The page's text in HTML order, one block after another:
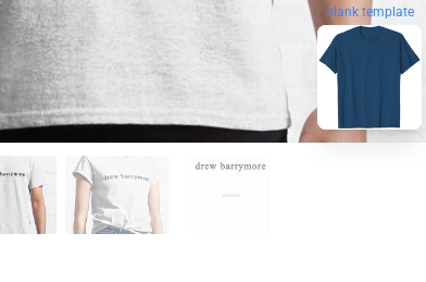
blank template